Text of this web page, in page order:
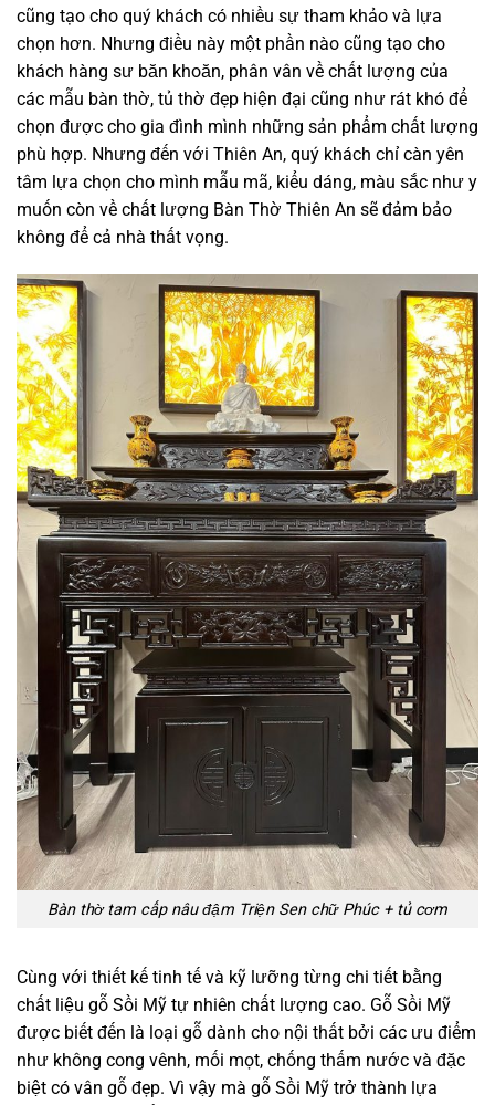
cũng tạo cho quý khách có nhiều sự tham khảo và lựa
chọn hơn. Nhưng điều này một phần nào cũng tạo cho
khách hàng sư băn khoăn, phân vân về chất lượng của
các mẫu bàn thờ, tủ thờ đẹp hiện đại cũng như rát khó để
chọn được cho gia đình mình những sản phẩm chất lượng
phù hợp. Nhưng đến với Thiên An, quý khách chỉ càn yên
tâm lựa chọn cho mình mẫu mã, kiểu dáng, màu sắc như y
muốn còn về chất lượng Bàn Thờ Thiên An sẽ đảm bảo
không để cả nhà thất vọng.
Bàn thờ tam cấp nâu đậm Triện Sen chữ Phúc + tủ cơm
Cùng với thiết kế tinh tế và kỹ lưỡng từng chi tiết bằng
chất liệu gỗ Sồi Mỹ tự nhiên chất lượng cao. Gỗ Sồi Mỹ
được biết đến là loại gỗ dành cho nội thất bởi các ưu điểm
như không cong vênh, mối mọt, chống thấm nước và đặc
biệt có vân gỗ đẹp. Vì vậy mà gỗ Sồi Mỹ trở thành lựa